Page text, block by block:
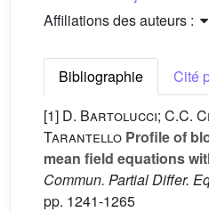
Affiliations des auteurs :
Bibliographie
Cité
[1] D. Bartolucci; C.C.
Tarantello Profile of
mean field equations
Commun. Partial Differ.
pp. 1241-1265